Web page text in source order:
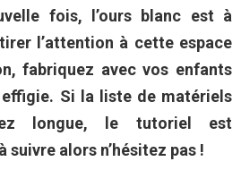
fois, l’ours blanc est à
l’attention à cette espace
fabriquez avec vos enfants
Si la liste de matériels
longue, le tutoriel est
alors n’hésitez pas !